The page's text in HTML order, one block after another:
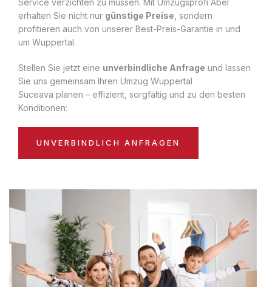
Service verzichten zu müssen. Mit Umzugsprofi Abel
erhalten Sie nicht nur günstige Preise , sondern
profitieren auch von unserer Best-Preis-Garantie in und
um Wuppertal.
Stellen Sie jetzt eine unverbindliche Anfrage und lassen
Sie uns gemeinsam Ihren Umzug Wuppertal
Suceava planen – effizient, sorgfältig und zu den besten
Konditionen:
UNVERBINDLICH ANFRAGEN